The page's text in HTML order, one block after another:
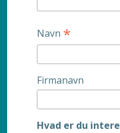
Navn *
Firmanavn
Hvad er du